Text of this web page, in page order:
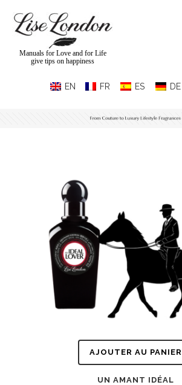
Manuals for Love and for Life
give tips on happiness
AJOUTER AU PANIER
UN AMANT IDÉAL